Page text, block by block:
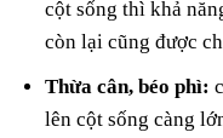
cột sống thì khả
còn lại cũng được
Thừa cân, béo phì:
lên cột sống càng